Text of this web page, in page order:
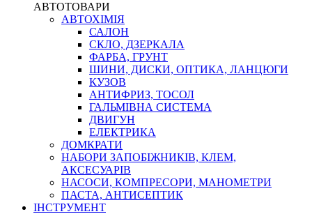
АВТОТОВАРИ
АВТОХІМІЯ
САЛОН
СКЛО, ДЗЕРКАЛА
ФАРБА, ГРУНТ
ШИНИ, ДИСКИ, ОПТИКА, ЛАНЦЮГИ
КУЗОВ
АНТИФРИЗ, ТОСОЛ
ГАЛЬМІВНА СИСТЕМА
ДВИГУН
ЕЛЕКТРИКА
ДОМКРАТИ
НАБОРИ ЗАПОБІЖНИКІВ, КЛЕМ,
АКСЕСУАРІВ
НАСОСИ, КОМПРЕСОРИ, МАНОМЕТРИ
ПАСТА, АНТИСЕПТИК
ІНСТРУМЕНТ